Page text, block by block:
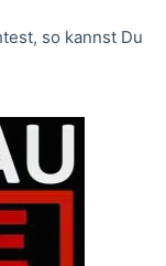
so kannst Du